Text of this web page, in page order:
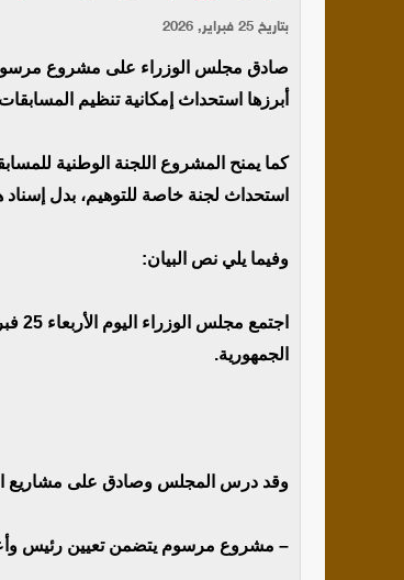
بتاريخ 25 فبراير, 2026
صادق مجلس الوزراء على مشروع مرسوم
أبرزها استحداث إمكانية تنظيم
كما يمنح المشروع اللجنة الوطنية
استحداث لجنة خاصة للتوهيم، بدل إسناد
وفيما يلي نص البيان:
الجمهورية.
وقد درس المجلس وصادق على مشاريع
– مشروع مرسوم يتضمن تعيين رئيس